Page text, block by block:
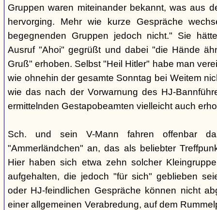
Gruppen waren miteinander bekannt, was aus
hervorging. Mehr wie kurze Gespräche
begegnenden Gruppen jedoch nicht." Sie
Ausruf "Ahoi" gegrüßt und dabei "die Hände
Gruß" erhoben. Selbst "Heil Hitler" habe man
wie ohnehin der gesamte Sonntag bei Weitem
wie das nach der Vorwarnung des HJ-
ermittelnden Gestapobeamten vielleicht auch
Sch. und sein V-Mann fahren offenbar
"Ammerländchen" an, das als beliebter
Hier haben sich etwa zehn solcher
aufgehalten, die jedoch "für sich" geblieben
oder HJ-feindlichen Gespräche können nicht
einer allgemeinen Verabredung, auf dem